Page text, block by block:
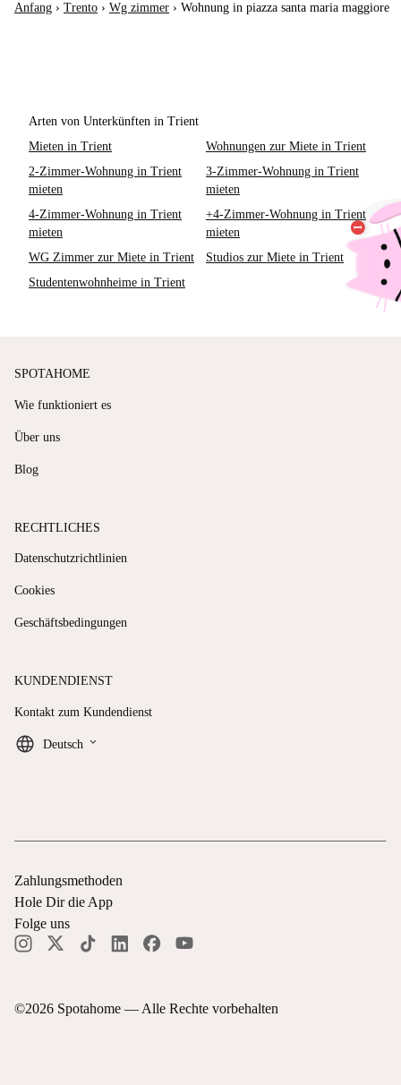
Anfang › Trento › Wg zimmer › Wohnung in piazza santa maria maggiore
Arten von Unterkünften in Trient
Mieten in Trient
Wohnungen zur Miete in Trient
2-Zimmer-Wohnung in Trient
mieten
3-Zimmer-Wohnung in Trient
mieten
4-Zimmer-Wohnung in Trient
mieten
+4-Zimmer-Wohnung in Trient
mieten
WG Zimmer zur Miete in Trient
Studios zur Miete in Trient
Studentenwohnheime in Trient
SPOTAHOME
Wie funktioniert es
Über uns
Blog
RECHTLICHES
Datenschutzrichtlinien
Cookies
Geschäftsbedingungen
KUNDENDIENST
Kontakt zum Kundendienst
Deutsch keyboard_arrow_down
©2026 Spotahome — Alle Rechte vorbehalten
Zahlungsmethoden
Hole Dir die App
Folge uns